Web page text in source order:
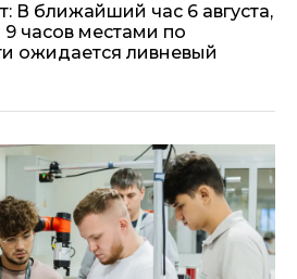
В ближайший час 6 августа,
часов местами по
ожидается ливневый